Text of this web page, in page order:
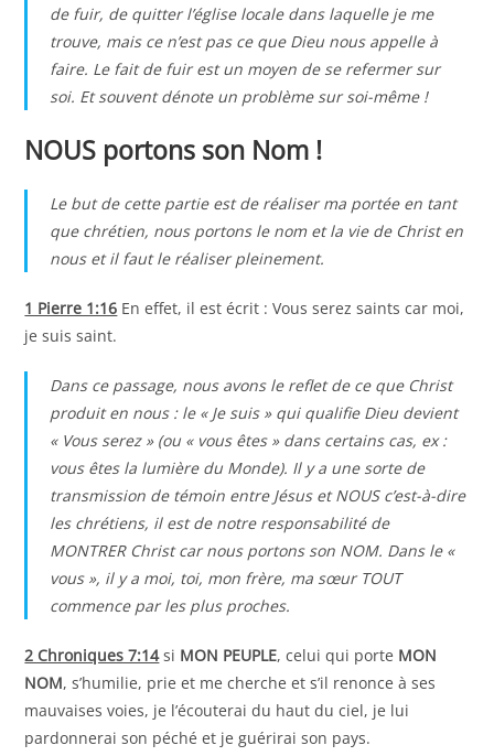
de fuir, de quitter l’église locale dans laquelle je me
trouve, mais ce n’est pas ce que Dieu nous appelle à
faire. Le fait de fuir est un moyen de se refermer sur
soi. Et souvent dénote un problème sur soi-même !
NOUS portons son Nom !
Le but de cette partie est de réaliser ma portée en tant
que chrétien, nous portons le nom et la vie de Christ en
nous et il faut le réaliser pleinement.
1 Pierre 1:16 En effet, il est écrit : Vous serez saints car moi,
je suis saint.
Dans ce passage, nous avons le reflet de ce que Christ
produit en nous : le « Je suis » qui qualifie Dieu devient
« Vous serez » (ou « vous êtes » dans certains cas, ex :
vous êtes la lumière du Monde). Il y a une sorte de
transmission de témoin entre Jésus et NOUS c’est-à-dire
les chrétiens, il est de notre responsabilité de
MONTRER Christ car nous portons son NOM. Dans le «
vous », il y a moi, toi, mon frère, ma sœur TOUT
commence par les plus proches.
2 Chroniques 7:14si MON PEUPLE, celui qui porte MON
NOM, s’humilie, prie et me cherche et s’il renonce à ses
mauvaises voies, je l’écouterai du haut du ciel, je lui
pardonnerai son péché et je guérirai son pays.